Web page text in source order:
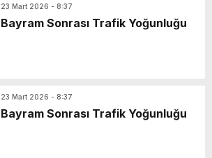
23 Mart 2026 - 8:37
Bayram Sonrası Trafik Yoğunluğu
23 Mart 2026 - 8:37
Bayram Sonrası Trafik Yoğunluğu